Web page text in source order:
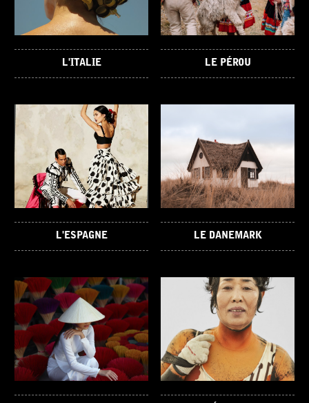
L'ITALIE LE PÉROU
L'ESPAGNE LE DANEMARK